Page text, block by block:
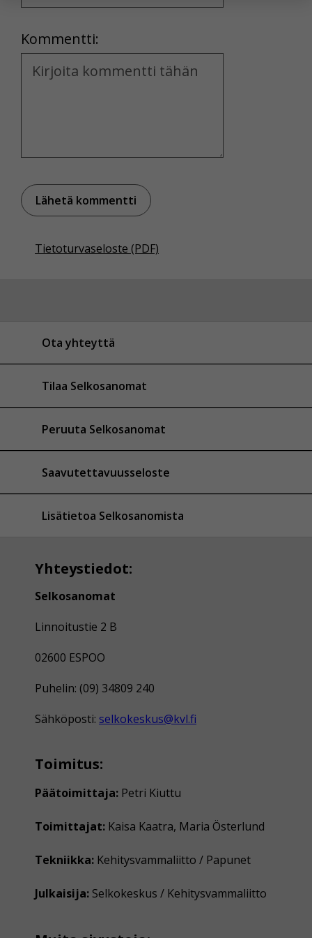
Kommentti:
Kommentti
Tietoturvaseloste (PDF)
Ota yhteyttä
Tilaa Selkosanomat
Peruuta Selkosanomat
Saavutettavuusseloste
Lisätietoa Selkosanomista
Yhteystiedot:
Selkosanomat
Linnoitustie 2 B
02600 ESPOO
Puhelin: (09) 34809 240
Sähköposti: selkokeskus@kvl.fi
Toimitus:
Päätoimittaja: Petri Kiuttu
Toimittajat: Kaisa Kaatra, Maria Österlund
Tekniikka: Kehitysvammaliitto / Papunet
Julkaisija: Selkokeskus / Kehitysvammaliitto
yksittäiseen käyttäjään.
Voit valita, hyväksytkö näiden evästeiden käytön.